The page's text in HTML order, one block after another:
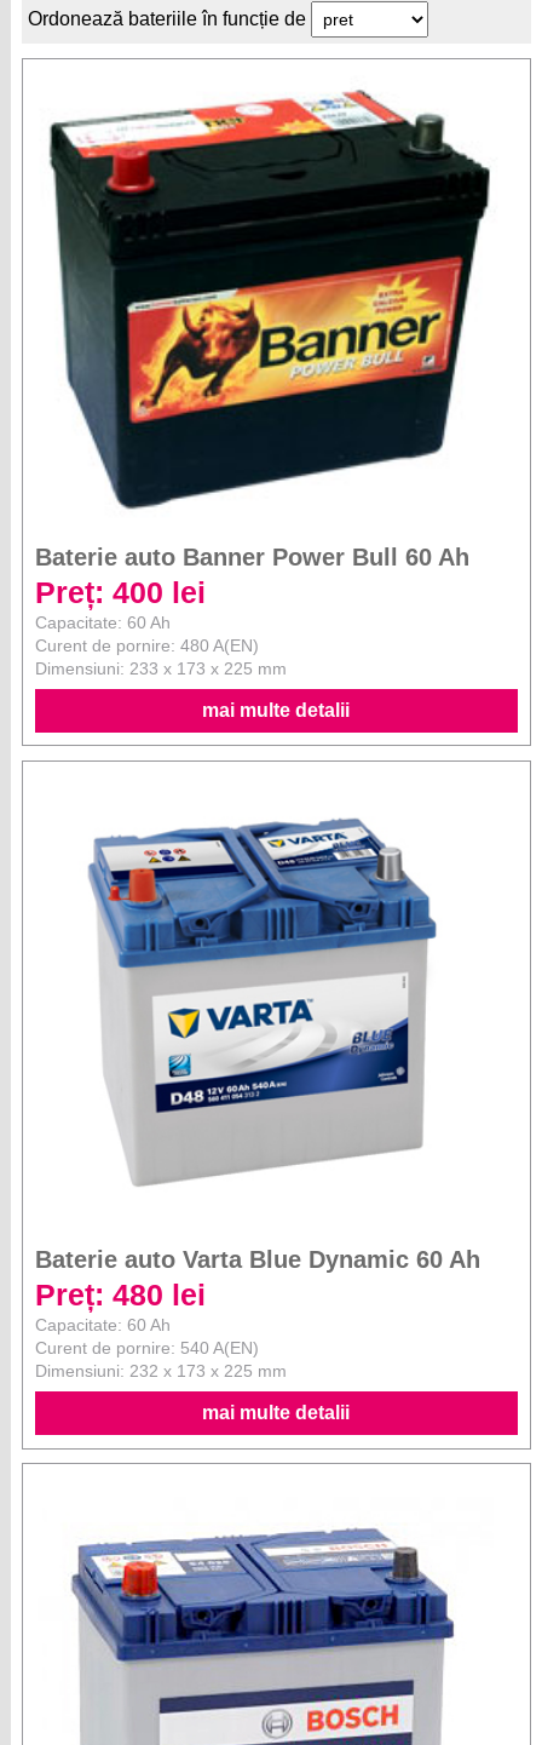
Ordonează bateriile în funcție de
Baterie auto Banner Power Bull 60 Ah
Preț: 400 lei
Capacitate: 60 Ah
Curent de pornire: 480 A(EN)
Dimensiuni: 233 x 173 x 225 mm
mai multe detalii
Baterie auto Varta Blue Dynamic 60 Ah
Preț: 480 lei
Capacitate: 60 Ah
Curent de pornire: 540 A(EN)
Dimensiuni: 232 x 173 x 225 mm
mai multe detalii